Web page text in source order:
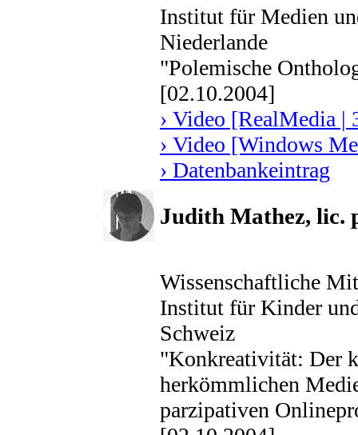
Institut für Medien
Niederlande
"Polemische
[02.10.2004]
› Video [RealMedia |
› Video [Windows
› Datenbankeintrag
Judith Mathez, lic.
Wissenschaftliche
Institut für Kinder
Schweiz
"Konkreativität: Der
herkömmlichen
parzipativen